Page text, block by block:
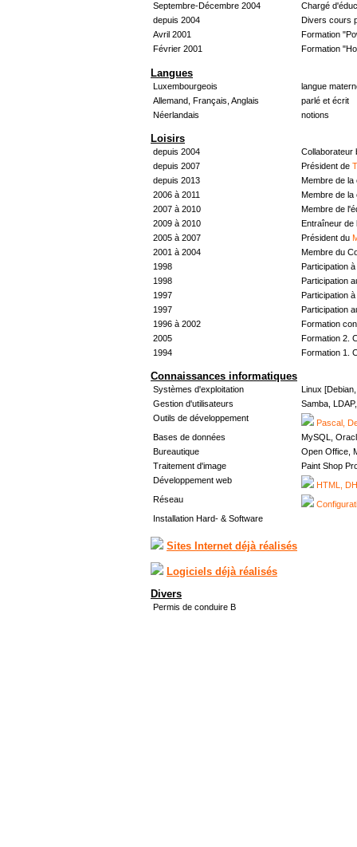
Septembre-Décembre 2004
Chargé
depuis 2004
Divers cours
Avril 2001
Formation
Février 2001
Formation
Langues
Luxembourgeois
langue
Allemand, Français, Anglais
parlé et écrit
Néerlandais
notions
Loisirs
depuis 2004
Collaborateur
depuis 2007
Président de
depuis 2013
Membre de
2006 à 2011
Membre de
2007 à 2010
Membre de
2009 à 2010
Entraîneur de
2005 à 2007
Président du
2001 à 2004
Membre du
1998
Participation à
1998
Participation
1997
Participation à
1997
Participation
1996 à 2002
Formation
2005
Formation 2.
1994
Formation 1.
Connaissances informatiques
Systèmes d'exploitation
Linux
Gestion d'utilisateurs
Samba,
Outils de développement
Pascal,
Bases de données
MySQL,
Bureautique
Open Office,
Traitement d'image
Paint Shop
Développement web
HTML,
Réseau
Installation Hard- & Software
Sites Internet déjà réalisés
Logiciels déjà réalisés
Divers
Permis de conduire B